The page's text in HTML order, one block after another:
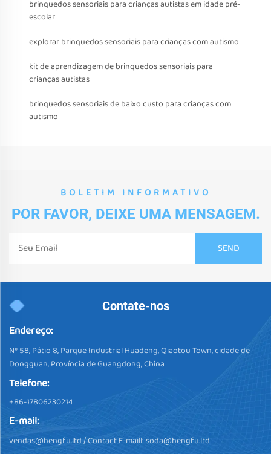
brinquedos sensoriais para crianças autistas em idade pré-
escolar
explorar brinquedos sensoriais para crianças com autismo
kit de aprendizagem de brinquedos sensoriais para
crianças autistas
brinquedos sensoriais de baixo custo para crianças com
autismo
BOLETIM INFORMATIVO
POR FAVOR, DEIXE UMA MENSAGEM.
Contate-nos
Endereço:
Nº 58, Pátio 8, Parque Industrial Huadeng, Qiaotou Town, cidade de
Dongguan, Província de Guangdong, China
Telefone:
+86-17806230214
E-mail:
vendas@hengfu.ltd/ Contact E-maill:soda@hengfu.ltd